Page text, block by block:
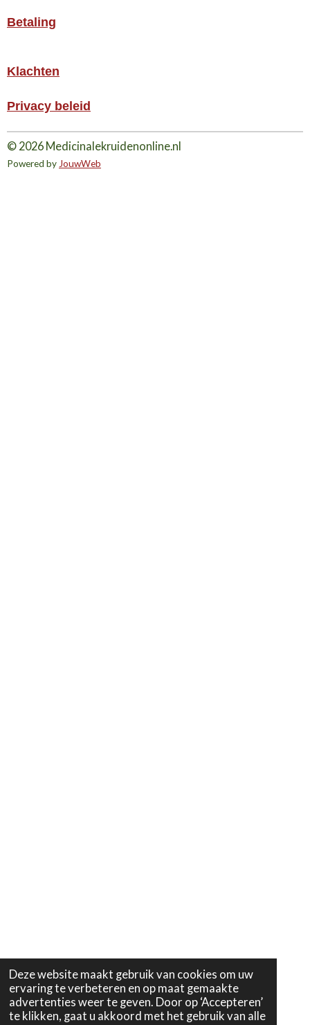
Deze website maakt gebruik van cookies om uw
ervaring te verbeteren en op maat gemaakte
advertenties weer te geven. Door op ‘Accepteren’
te klikken, gaat u akkoord met het gebruik van alle
Betaling
Klachten
Privacy beleid
© 2026 Medicinalekruidenonline.nl
Powered by JouwWeb